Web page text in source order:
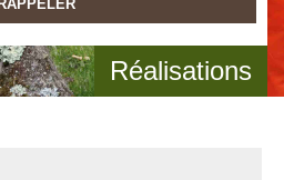
Réalisations